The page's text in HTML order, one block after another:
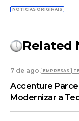
NOTÍCIAS ORIGINAIS
Related
7 de ago. EMPRESAS
Accenture
Modernizar a